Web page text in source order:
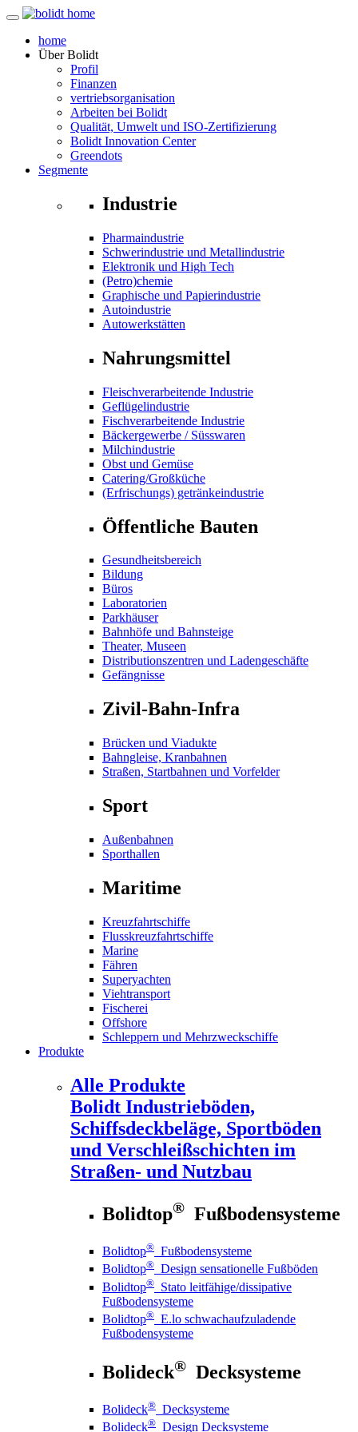
home
ÜberBolidt
Profil
Finanzen
vertriebsorganisation
Arbeiten bei Bolidt
Qualität, Umwelt und ISO-Zertifizierung
Bolidt Innovation Center
Greendots
Segmente
Industrie
Pharmaindustrie
Schwerindustrie und Metallindustrie
Elektronik und High Tech
(Petro)chemie
Graphische und Papierindustrie
Autoindustrie
Autowerkstätten
Nahrungsmittel
Fleischverarbeitende Industrie
Geflügelindustrie
Fischverarbeitende Industrie
Bäckergewerbe / Süsswaren
Milchindustrie
Obst und Gemüse
Catering/Großküche
(Erfrischungs) getränkeindustrie
Öffentliche Bauten
Gesundheitsbereich
Bildung
Büros
Laboratorien
Parkhäuser
Bahnhöfe und Bahnsteige
Theater, Museen
Distributionszentren und Ladengeschäfte
Gefängnisse
Zivil-Bahn-Infra
Brücken und Viadukte
Bahngleise, Kranbahnen
Straßen, Startbahnen und Vorfelder
Sport
Außenbahnen
Sporthallen
Maritime
Kreuzfahrtschiffe
Flusskreuzfahrtschiffe
Marine
Fähren
Superyachten
Viehtransport
Fischerei
Offshore
Schleppern und Mehrzweckschiffe
Produkte
Alle Produkte
Bolidt Industrieböden,
Schiffsdeckbeläge, Sportböden
und Verschleißschichten im
Straßen- und Nutzbau
Bolidtop® Fußbodensysteme
Bolidtop® Fußbodensysteme
Bolidtop® Design sensationelle Fußböden
Bolidtop® Stato leitfähige/dissipative
Fußbodensysteme
Bolidtop® E.lo schwachaufzuladende
Fußbodensysteme
Bolideck® Decksysteme
Bolideck® Decksysteme
Bolideck® Design Decksysteme